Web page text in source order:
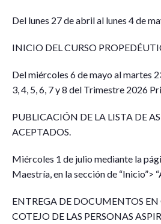
Del lunes 27 de abril al lunes 4 de
INICIO DEL CURSO
Del miércoles 6 de mayo al martes
3, 4, 5, 6, 7 y 8 del Trimestre 2026
PUBLICACIÓN DE LA LISTA DE
ACEPTADOS.
Miércoles 1 de julio mediante la
Maestría, en la sección de “Inicio”>
ENTREGA DE DOCUMENTOS
COTEJO DE LAS PERSONAS